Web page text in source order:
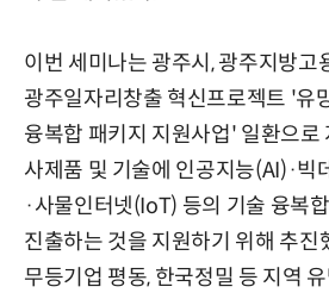
이번 세미나는 광주시, 광주지방고
광주일자리창출 혁신프로젝트 '유
융복합 패키지 지원사업' 일환으로
사제품 및 기술에 인공지능(AI)·빅
·사물인터넷(IoT) 등의 기술 융복
진출하는 것을 지원하기 위해 추진
무등기업 평동, 한국정밀 등 지역